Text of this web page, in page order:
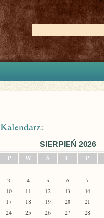
Kalendarz:
SIERPIEŃ 2026
P
W Ś C P
3
4 5 6 7
10
11 12 13 14
17
18 19 20 21
24
25 26 27 28